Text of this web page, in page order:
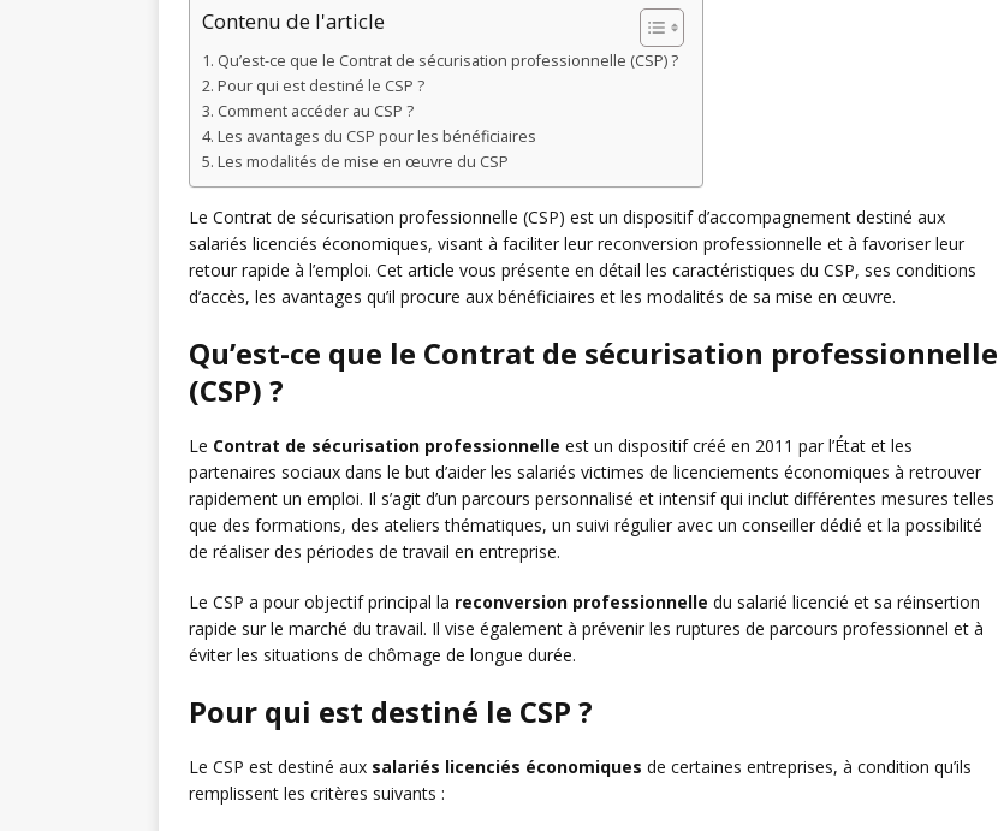
Contenu de l'article
Qu’est-ce que le Contrat de sécurisation professionnelle (CSP) ?
Pour qui est destiné le CSP ?
Comment accéder au CSP ?
Les avantages du CSP pour les bénéficiaires
Les modalités de mise en œuvre du CSP
Le Contrat de sécurisation professionnelle (CSP) est un dispositif d’accompagnement destiné aux
salariés licenciés économiques, visant à faciliter leur reconversion professionnelle et à favoriser leur
retour rapide à l’emploi. Cet article vous présente en détail les caractéristiques du CSP, ses conditions
d’accès, les avantages qu’il procure aux bénéficiaires et les modalités de sa mise en œuvre.
Qu’est-ce que le Contrat de sécurisation professionnelle
(CSP) ?
Le Contrat de sécurisation professionnelle est un dispositif créé en 2011 par l’État et les
partenaires sociaux dans le but d’aider les salariés victimes de licenciements économiques à retrouver
rapidement un emploi. Il s’agit d’un parcours personnalisé et intensif qui inclut différentes mesures telles
que des formations, des ateliers thématiques, un suivi régulier avec un conseiller dédié et la possibilité
de réaliser des périodes de travail en entreprise.
Le CSP a pour objectif principal la reconversion professionnelle du salarié licencié et sa réinsertion
rapide sur le marché du travail. Il vise également à prévenir les ruptures de parcours professionnel et à
éviter les situations de chômage de longue durée.
Pour qui est destiné le CSP ?
Le CSP est destiné aux salariés licenciés économiques de certaines entreprises, à condition qu’ils
remplissent les critères suivants :